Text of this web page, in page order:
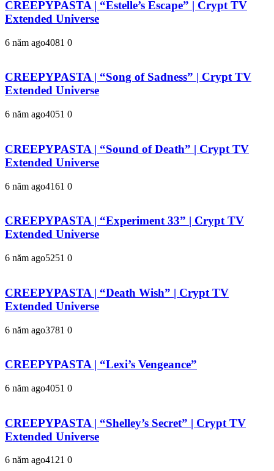
CREEPYPASTA | “Estelle’s Escape” | Crypt TV
Extended Universe
6 năm ago4081 0
CREEPYPASTA | “Song of Sadness” | Crypt TV
Extended Universe
6 năm ago4051 0
CREEPYPASTA | “Sound of Death” | Crypt TV
Extended Universe
6 năm ago4161 0
CREEPYPASTA | “Experiment 33” | Crypt TV
Extended Universe
6 năm ago5251 0
CREEPYPASTA | “Death Wish” | Crypt TV
Extended Universe
6 năm ago3781 0
CREEPYPASTA | “Lexi’s Vengeance”
6 năm ago4051 0
CREEPYPASTA | “Shelley’s Secret” | Crypt TV
Extended Universe
6 năm ago4121 0